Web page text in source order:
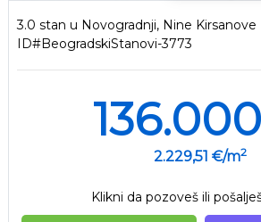
3.0 stan u Novogradnji, Nine Kirsanove
ID#BeogradskiStanovi-3773
2.229,51 €/m2
Klikni da pozoveš ili